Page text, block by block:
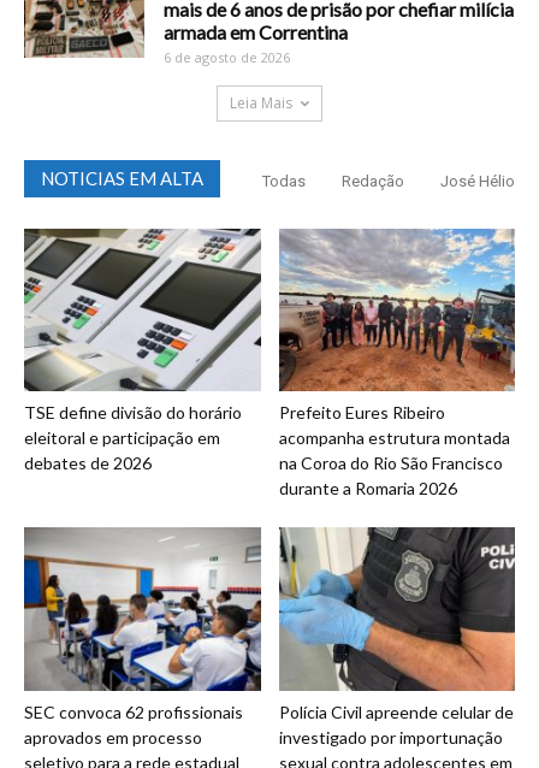
mais de 6 anos de prisão por chefiar milícia
armada em Correntina
6 de agosto de 2026
Leia Mais
NOTICIAS EM ALTA Todas Redação José Hélio
TSE define divisão do horário
eleitoral e participação em
debates de 2026
Prefeito Eures Ribeiro
acompanha estrutura montada
na Coroa do Rio São Francisco
durante a Romaria 2026
SEC convoca 62 profissionais
aprovados em processo
seletivo para a rede estadual
Polícia Civil apreende celular de
investigado por importunação
sexual contra adolescentes em